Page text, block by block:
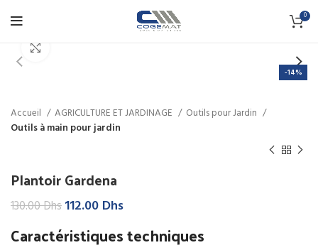
0
-14%
Accueil AGRICULTURE ET JARDINAGE
Outils pour Jardin
Outils à main pour jardin
Plantoir Gardena
130.00DhsLe
initial
112.00 DhsLe
actuel
Caractéristiques techniques